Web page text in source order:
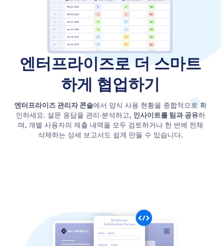
엔터프라이즈로 더 스마트
하게 협업하기
엔터프라이즈 관리자 콘솔에서 양식 사용 현황을 종합적으로 확
인하세요. 설문 응답을 관리·분석하고, 인사이트를 팀과 공유하
며, 개별 사용자의 제출 내역을 모두 검토하거나 한 번에 전체
삭제하는 상세 보고서도 쉽게 만들 수 있습니다.